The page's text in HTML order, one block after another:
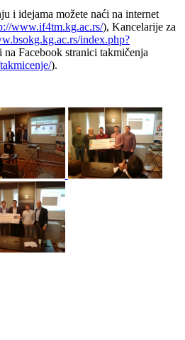
i idejama možete naći na internet
www.if4tm.kg.ac.rs/), Kancelarije za
index.php?
na Facebook stranici takmičenja
).